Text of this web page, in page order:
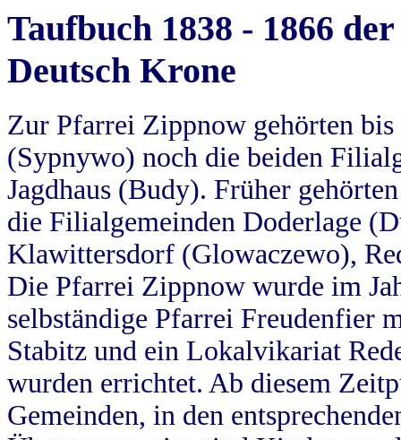
Taufbuch 1838 - 1866
Deutsch Krone
Zur Pfarrei Zippnow gehörten
(Sypnywo) noch die beiden
Jagdhaus (Budy). Früher
die Filialgemeinden Doderlage
Klawittersdorf (Glowaczewo),
Die Pfarrei Zippnow wurde im
selbständige Pfarrei Freudenfier
Stabitz und ein Lokalvikariat
wurden errichtet. Ab diesem
Gemeinden, in den